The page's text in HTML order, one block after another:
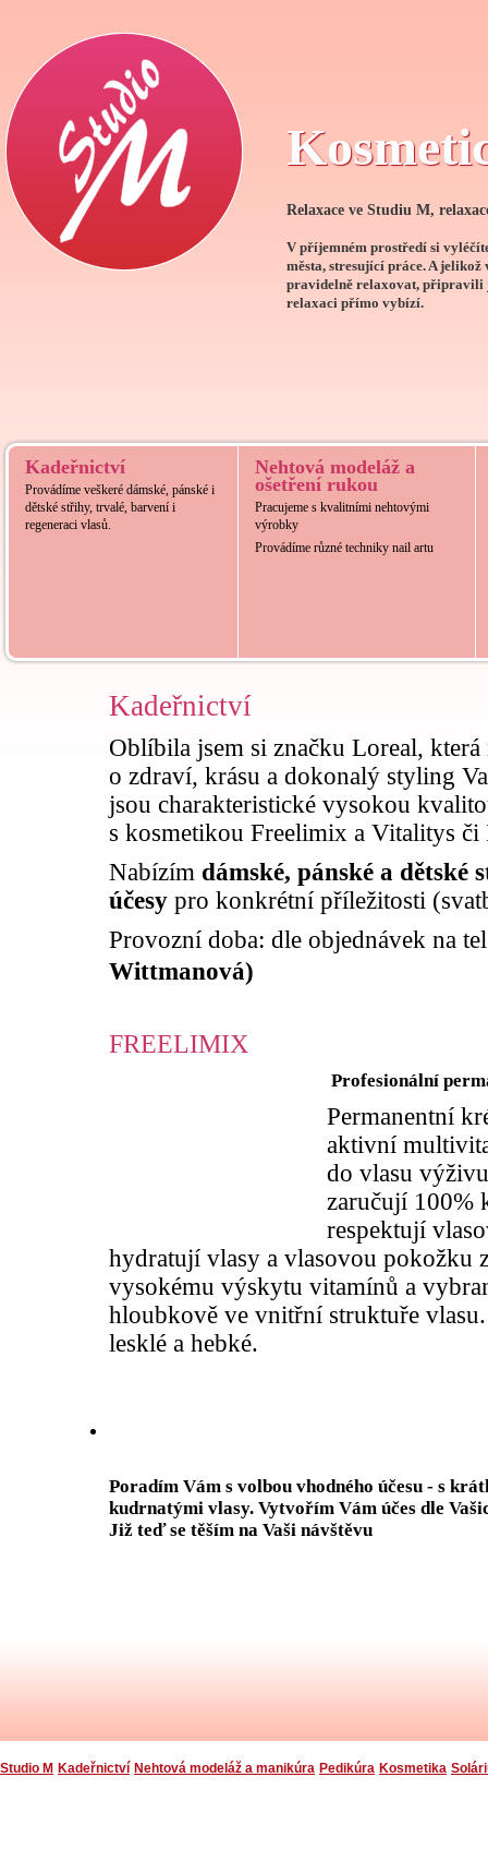
Relaxace ve Studiu M,
V příjemném prostředí si
města, stresující práce. A
pravidelně relaxovat, připravili
relaxaci přímo vybízí.
Kadeřnictví
Provádíme veškeré dámské, pánské i
dětské střihy, trvalé, barvení i
regeneraci vlasů.
Nehtová modeláž a
ošetření rukou
Pracujeme s kvalitními nehtovými
výrobky
Provádíme různé techniky nail artu
Kadeřnictví
Oblíbila jsem si značku Loreal,
o zdraví, krásu a dokonalý styling
jsou charakteristické vysokou
s kosmetikou Freelimix a Vitalitys
Nabízím dámské, pánské a dětské
účesy pro konkrétní příležitosti
Provozní doba: dle objednávek na
Wittmanová)
FREELIMIX
Profesionální
Permanentní
aktivní
do vlasu
zaručují 100%
respektují
hydratují vlasy a vlasovou pokožku
vysokému výskytu vitamínů a
hloubkově ve vnitřní struktuře
lesklé a hebké.
Poradím Vám s volbou vhodného účesu - s
kudrnatými vlasy. Vytvořím Vám účes dle
Již teď se těším na Vaši návštěvu
Studio M Kadeřnictví Nehtová modeláž a manikúra Pedikúra Kosmetika